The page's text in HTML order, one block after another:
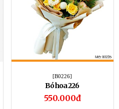
[B0226]
Bó hoa 226
550.000đ